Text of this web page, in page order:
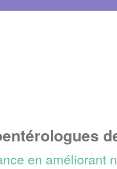
en améliorant